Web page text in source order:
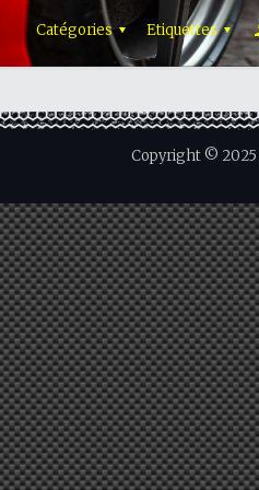
Catégories Etiquettes
Copyright © 2025